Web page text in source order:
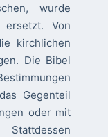
wurde
Von
kirchlichen
Die Bibel
Gegenteil
oder mit